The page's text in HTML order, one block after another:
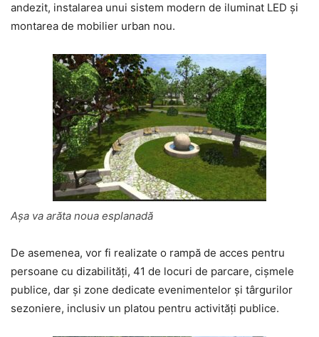
andezit, instalarea unui sistem modern de iluminat LED și
montarea de mobilier urban nou.
Așa va arăta noua esplanadă
De asemenea, vor fi realizate o rampă de acces pentru
persoane cu dizabilități, 41 de locuri de parcare, cișmele
publice, dar și zone dedicate evenimentelor și târgurilor
sezoniere, inclusiv un platou pentru activități publice.